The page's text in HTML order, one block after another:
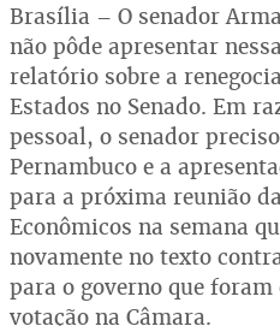
Brasília – O senador
não pôde apresentar
relatório sobre a
Estados no Senado. Em
pessoal, o senador
Pernambuco e a
para a próxima reunião
Econômicos na semana
novamente no texto
para o governo que
votação na Câmara.